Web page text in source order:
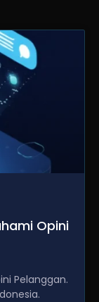
Opini
Pelanggan.